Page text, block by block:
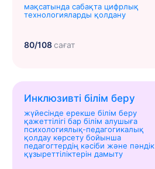
мақсатында сабақта цифрлық
технологияларды қолдану
80/108сағат
Инклюзивті білім беру
жүйесінде ерекше білім беру
қажеттілігі бар білім алушыға
психологиялық-педагогикалық
қолдау көрсету бойынша
педагогтердің кәсіби және пәндік
құзыреттіліктерін дамыту